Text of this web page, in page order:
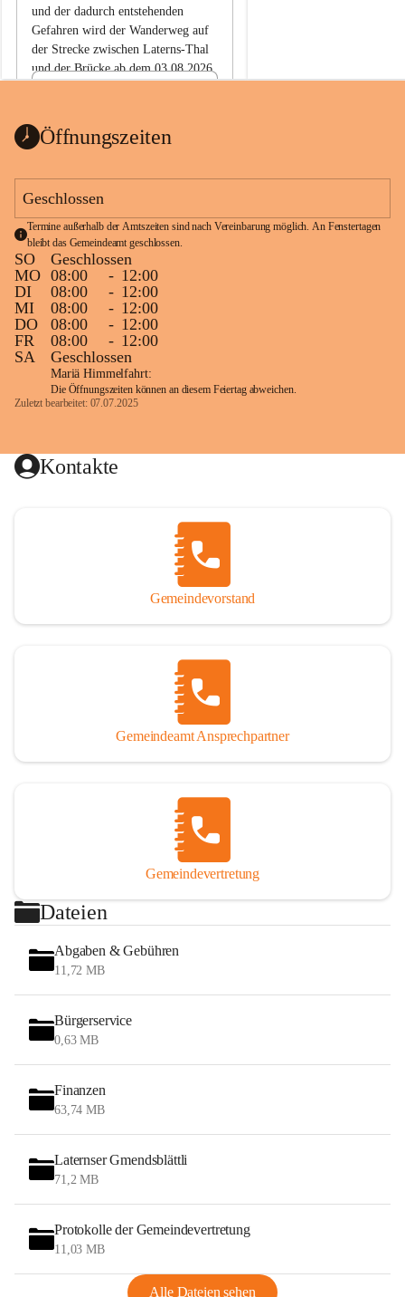
und der dadurch entstehenden
Gefahren wird der Wanderweg auf
der Strecke zwischen Laterns-Thal
und der Brücke ab dem 03.08.2026
ht
1 Seite•0,1 MB
Öffnungszeiten
Geschlossen
Termine außerhalb der Amtszeiten sind nach Vereinbarung möglich. An Fenstertagen
bleibt das Gemeindeamt geschlossen.
SO
Geschlossen
MO 08:00 - 12:00
DI
08:00 - 12:00
MI
08:00 - 12:00
DO
08:00 - 12:00
FR
08:00 - 12:00
SA
Geschlossen
Mariä Himmelfahrt:
Die Öffnungszeiten können an diesem Feiertag abweichen.
Zuletzt bearbeitet: 07.07.2025
Kontakte
Gemeindevorstand
Gemeindeamt Ansprechpartner
Gemeindevertretung
Dateien
Abgaben & Gebühren
11,72 MB
Bürgerservice
0,63 MB
Finanzen
63,74 MB
Laternser Gmendsblättli
71,2 MB
Protokolle der Gemeindevertretung
11,03 MB
Alle Dateien sehen